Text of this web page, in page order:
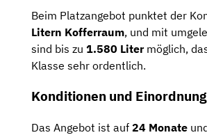
Beim Platzangebot punktet der
Litern Kofferraum, und mit
sind bis zu 1.580 Litermöglich,
Klasse sehr ordentlich.
Konditionen und Einordnung
Das Angebot ist auf 24 Monate